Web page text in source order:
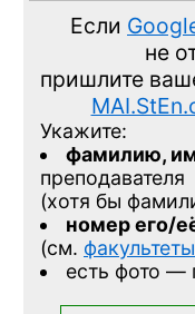
Если
не
пришлите
Укажите:
фамилию,
преподавателя
(хотя бы
номер его/
(см.
есть фото —